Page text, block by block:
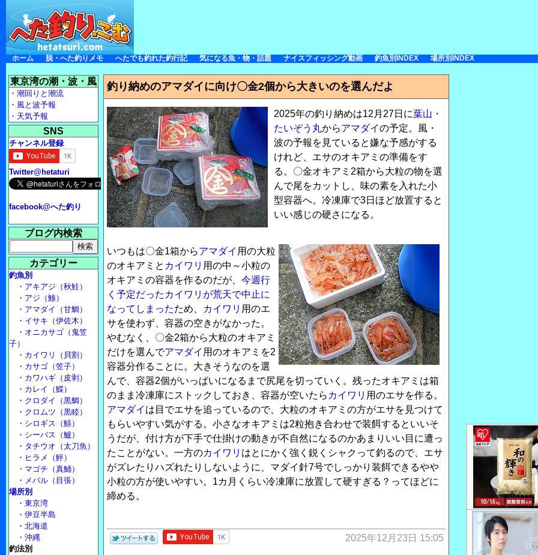
ホーム 脱・へた釣りメモ へたでも釣れた釣行記 気になる魚・物・話題 ナイスフィッシング動画 釣魚別INDEX 場所別INDEX
釣り納めのアマダイに向け〇金2個から大きいのを選んだよ
2025年の釣り納めは12月27日に葉山・
たいぞう丸からアマダイの予定。風・
波の予報を見ていると嫌な予感がする
けれど、エサのオキアミの準備をす
る。〇金オキアミ2箱から大粒の物を選
んで尾をカットし、味の素を入れた小
型容器へ。冷凍庫で3日ほど放置すると
いい感じの硬さになる。
いつもは〇金1箱からアマダイ 用の大粒
のオキアミと カイワリ 用の中～小粒の
オキアミの容器を作るのだが、 今週行
く予定だったカイワリが荒天で中止に
なってしまったため、 カイワリ 用のエ
サを使わず、容器の空きがなかった。
やむなく、〇金2箱から大粒のオキアミ
だけを選んでアマダイ 用のオキアミを2
容器分作ることに。大きそうなのを選
んで、容器2個がいっぱいになるまで尻尾を切っていく。残ったオキアミは箱
のまま冷凍庫にストックしておき、容器が空いたら カイワリ 用のエサを作る。
アマダイ は目でエサを追っているので、大粒のオキアミの方がエサを見つけて
もらいやすい気がする。小さなオキアミは2粒抱き合わせで装餌するといいそ
うだが、付け方が下手で仕掛けの動きが不自然になるのかあまりいい目に遭っ
たことがない。一方のカイワリ はとにかく強く鋭くシャクって釣るので、エサ
がズレたりハズれたりしないように、マダイ針7号でしっかり装餌できるやや
小粒の方が使いやすい。1カ月くらい冷凍庫に放置して硬すぎる？ってほどに
締める。
2025年12月23日 15:05
東京湾の潮・波・風
・ 潮回りと潮流
・ 風と波予報
・ 天気予報
SNS
チャンネル登録
Twitter@hetaturi
facebook@へた釣り
ブログ内検索
カテゴリー
釣魚別
・ アキアジ（秋鮭）
・ アジ（鯵）
・ アマダイ（甘鯛）
・ イサキ（伊佐木）
・ オニカサゴ（鬼笠
子）
・ カイワリ（貝割）
・ カサゴ（笠子）
・ カワハギ（皮剥）
・ カレイ（鰈）
・ クロダイ（黒鯛）
・ クロムツ（黒睦）
・ シロギス（鱚）
・ シーバス（鱸）
・ タチウオ（太刀魚）
・ ヒラメ（鮃）
・ マゴチ（真鯒）
・ メバル（目張）
場所別
・ 東京湾
・ 伊豆半島
・ 北海道
・ 沖縄
釣法別